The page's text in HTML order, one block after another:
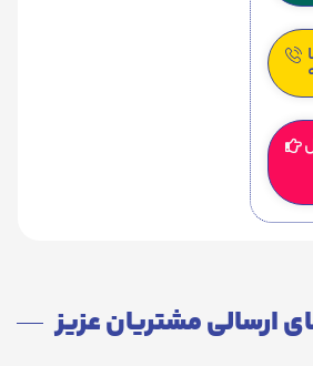
ارسالی مشتریان عزیز